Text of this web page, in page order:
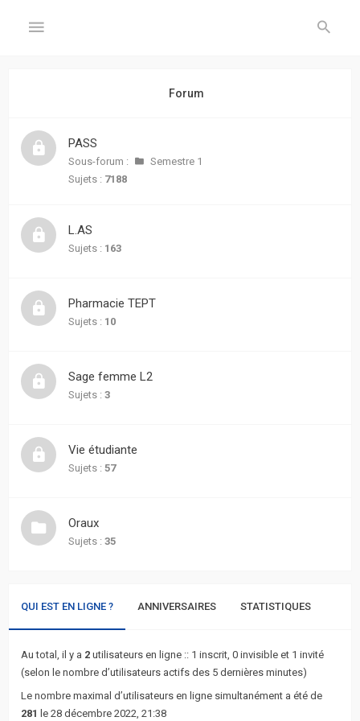
Inscription
FORUM
sans
réponse
actifs
Recherche
avancée
L’équipe
Forum
PASS
Sous-forum :
Semestre 1
Sujets : 7188
L.AS
Sujets : 163
Pharmacie TEPT
Sujets : 10
Sage femme L2
Sujets : 3
Vie étudiante
Sujets : 57
Oraux
Sujets : 35
QUI EST EN LIGNE ? ANNIVERSAIRES STATISTIQUES
Au total, il y a 2 utilisateurs en ligne :: 1 inscrit, 0 invisible et 1 invité
(selon le nombre d’utilisateurs actifs des 5 dernières minutes)
Le nombre maximal d’utilisateurs en ligne simultanément a été de
281 le 28 décembre 2022, 21:38